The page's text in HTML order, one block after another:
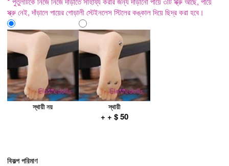
স্ক্রু নেই, দাঁড়ালে পায়ের গোড়ালী স্টেইনলেস স্টিলের কঙ্কাল দিয়ে ছিদ্র করা হবে।
স্থায়ী নয় স্থায়ী
+ + $ 50
বিকল্প পরিমাণ